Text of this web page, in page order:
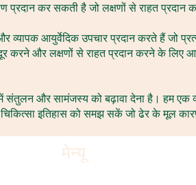
प्रदान कर सकती है जो लक्षणों से राहत
व्यापक आयुर्वेदिक उपचार प्रदान करते हैं जो
करने और लक्षणों से राहत प्रदान करने के लिए
संतुलन और सामंजस्य को बढ़ावा देना है। हम एक
चिकित्सा इतिहास को समझ सकें जो ढेर के मूल
मेन्यू